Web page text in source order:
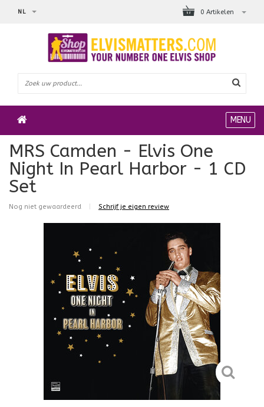
0 Artikelen
NL
MENU
MRS Camden - Elvis One
Night In Pearl Harbor - 1 CD
Set
Nog niet gewaardeerd Schrijf je eigen review